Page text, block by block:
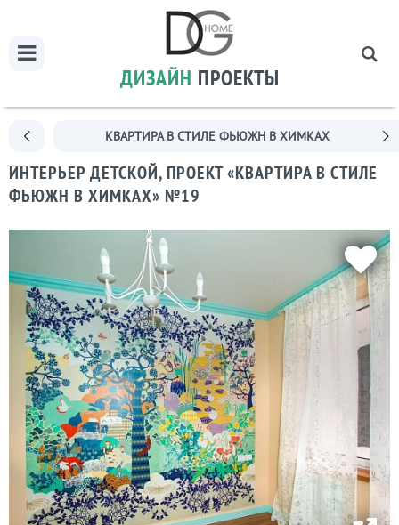
ДИЗАЙН ПРОЕКТЫ
КВАРТИРА В СТИЛЕ ФЬЮЖН В ХИМКАХ
ИНТЕРЬЕР ДЕТСКОЙ, ПРОЕКТ «КВАРТИРА В СТИЛЕ
ФЬЮЖН В ХИМКАХ» №19